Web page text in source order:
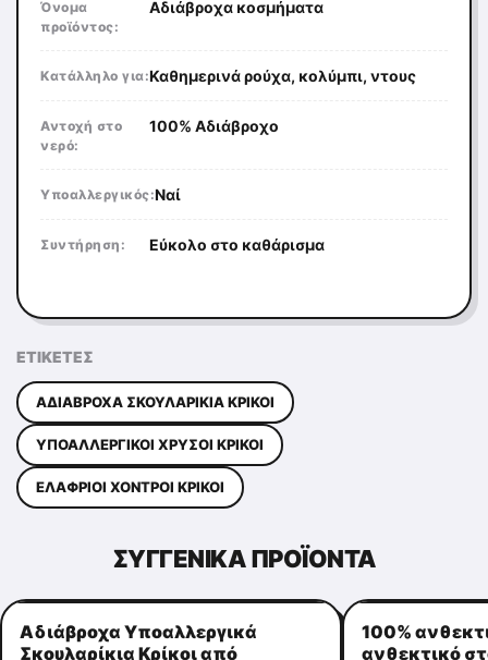
Όνομα
προϊόντος:
Αδιάβροχα κοσμήματα
Κατάλληλο για:Καθημερινά ρούχα, κολύμπι, ντους
Αντοχή στο
νερό:
100% Αδιάβροχο
Υποαλλεργικός:Ναί
Συντήρηση: Εύκολο στο καθάρισμα
ΕΤΙΚΈΤΕΣ
ΑΔΙΆΒΡΟΧΑ ΣΚΟΥΛΑΡΊΚΙΑ ΚΡΊΚΟΙ
ΥΠΟΑΛΛΕΡΓΙΚΟΊ ΧΡΥΣΟΊ ΚΡΊΚΟΙ
ΕΛΑΦΡΙΟΊ ΧΟΝΤΡΟΊ ΚΡΊΚΟΙ
ΣΥΓΓΕΝΙΚΆ ΠΡΟΪΌΝΤΑ
Αδιάβροχα Υποαλλεργικά
Σκουλαρίκια Κρίκοι από
100%
ανθεκτικό